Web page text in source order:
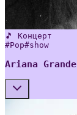
🎵 Концерт
#Pop#show
Ariana Grande